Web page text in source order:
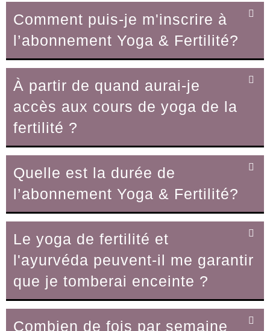
Comment puis-je m'inscrire à
l’abonnement Yoga & Fertilité?
À partir de quand aurai-je
accès aux cours de yoga de la
fertilité ?
Quelle est la durée de
l’abonnement Yoga & Fertilité?
Le yoga de fertilité et
l'ayurvéda peuvent-il me garantir
que je tomberai enceinte ?​
Combien de fois par semaine